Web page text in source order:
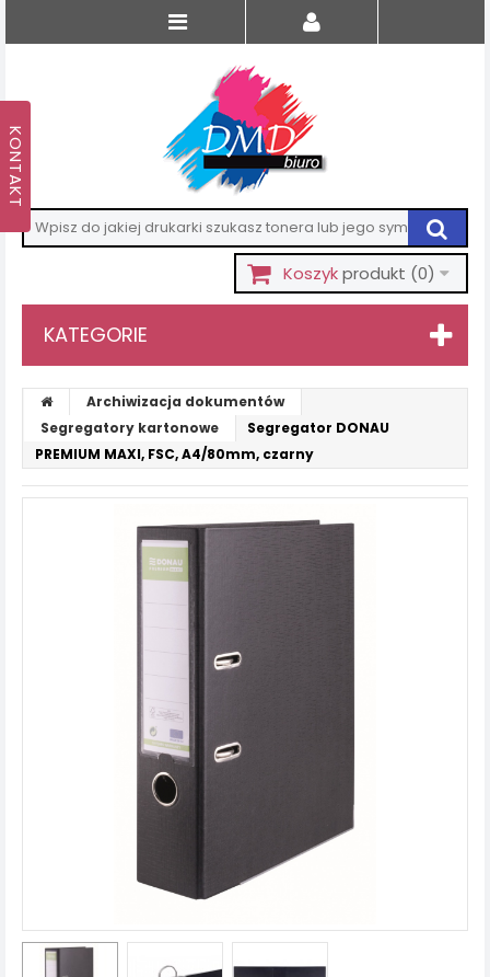
Koszykprodukt (0)
KATEGORIE
Archiwizacja dokumentów
Segregatory kartonowe
Segregator DONAU
PREMIUM MAXI, FSC, A4/80mm, czarny